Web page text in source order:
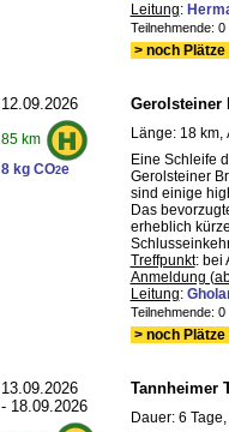
Leitung:
Teilnehmende:
> noch
12.09.2026
85 km
8 kg CO2e
Gerolsteiner
Länge: 18 km,
Eine Schleife
Gerolsteiner
sind einige
Das
erheblich
Treffpunkt: bei
Anmeldung
Leitung:
Teilnehmende:
> noch
13.09.2026
- 18.09.2026
Tannheimer
Dauer: 6